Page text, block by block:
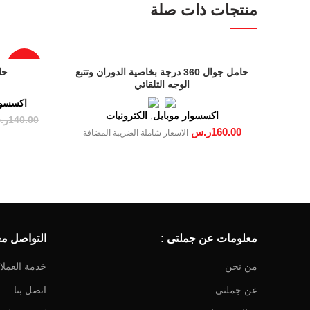
منتجات ذات صلة
حامل جوال 360 درجة بخاصية الدوران وتتبع
الوجه التلقائي
اكسسوار موبايل الكترونيات
160.00ر.س الاسعار شاملة الضريبة المضافة
140.00
معلومات عن جملتى :
من نحن
عن جملتى
التواصل
خدمة
اتصل بنا